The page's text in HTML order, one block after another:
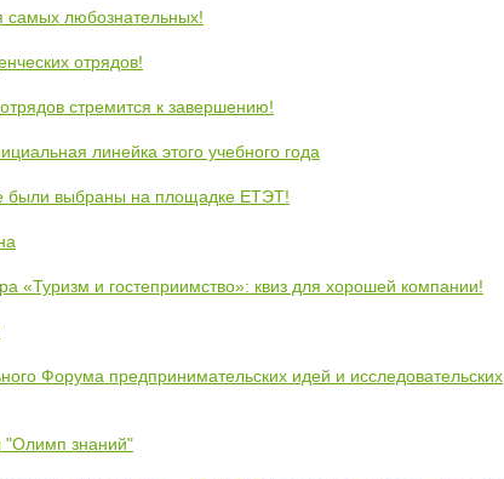
любознательных!
отрядов!
стремится к завершению!
линейка этого учебного года
были выбраны на площадке ЕТЭТ!
«Туризм и гостеприимство»: квиз для хорошей компании!
Форума предпринимательских идей и исследовательских
"Олимп знаний"